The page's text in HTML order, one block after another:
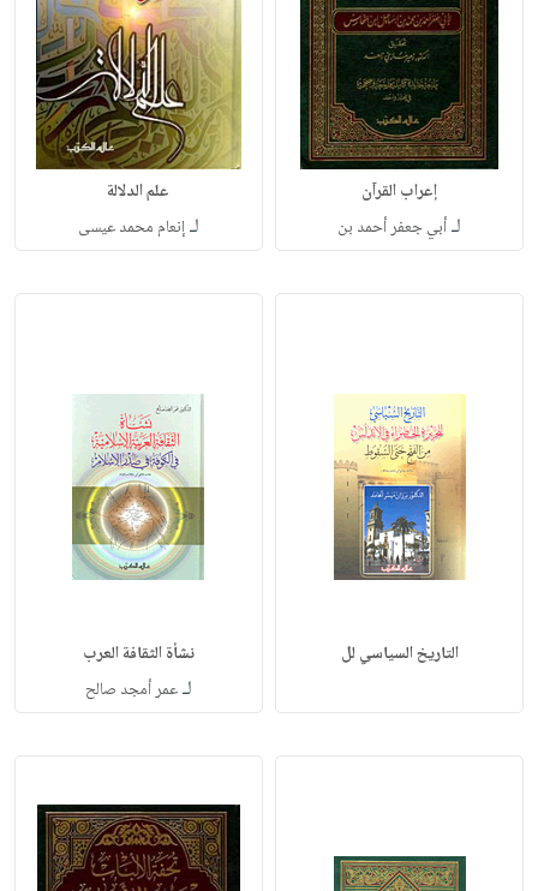
إعراب القرآن
لـأبي جعفر أحمد بن
علم الدلالة
لـإنعام محمد عيسى
التاريخ السياسي لل نشأة الثقافة العرب
لـعمر أمجد صالح